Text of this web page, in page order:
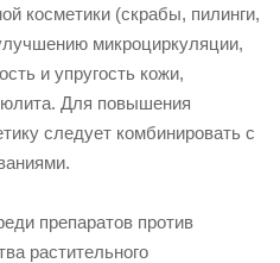
косметики (скрабы, пилинги,
микроциркуляции,
и упругость кожи,
Для повышения
следует комбинировать с
препаратов против
растительного